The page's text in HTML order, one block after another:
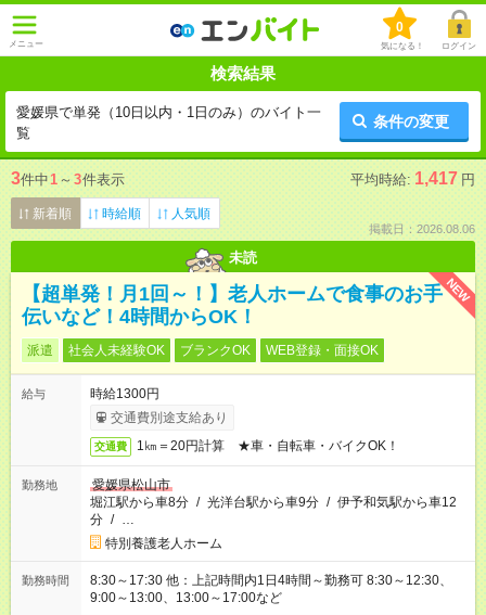
メニュー
0
気になる！ ログイン
検索結果
愛媛県で単発（10日以内・1日のみ）のバイト一
覧
条件の変更
3件中1 ～ 3件表示 平均時給: 1,417 円
新着順 時給順 人気順
掲載日：2026.08.06
未読
NEW
【超単発！月1回～！】老人ホームで食事のお手
伝いなど！4時間からOK！
派遣 社会人未経験OK ブランクOK WEB登録・面接OK
給与
時給1300円
交通費別途支給あり
交通費 1㎞＝20円計算 ★車・自転車・バイクOK！
勤務地
愛媛県松山市
堀江駅から車8分 / 光洋台駅から車9分 / 伊予和気駅から車12
分 / …
特別養護老人ホーム
勤務時間
8:30～17:30 他：上記時間内1日4時間～勤務可 8:30～12:30、
9:00～13:00、13:00～17:00など